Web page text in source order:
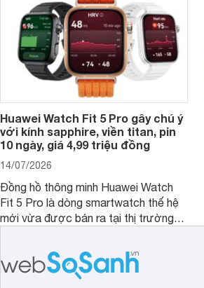
Huawei Watch Fit 5 Pro gây chú ý
với kính sapphire, viền titan, pin
10 ngày, giá 4,99 triệu đồng
14/07/2026
Đồng hồ thông minh Huawei Watch
Fit 5 Pro là dòng smartwatch thế hệ
mới vừa được bán ra tại thị trường
huy thế mạnh từ thế hệ tiền nhiệm với
thiết kế thời thượng cùng nhiều tính